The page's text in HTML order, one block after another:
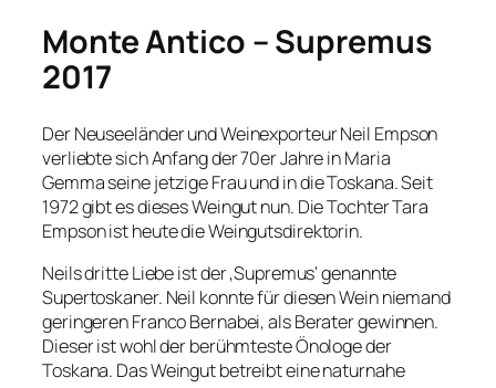
Monte Antico – Supremus
2017
Der Neuseeländer und Weinexporteur Neil Empson
verliebte sich Anfang der 70er Jahre in Maria
Gemma seine jetzige Frau und in die Toskana. Seit
1972 gibt es dieses Weingut nun. Die Tochter Tara
Empson ist heute die Weingutsdirektorin.
Neils dritte Liebe ist der ‚Supremus‘ genannte
Supertoskaner. Neil konnte für diesen Wein niemand
geringeren Franco Bernabei, als Berater gewinnen.
Dieser ist wohl der berühmteste Önologe der
Toskana. Das Weingut betreibt eine naturnahe